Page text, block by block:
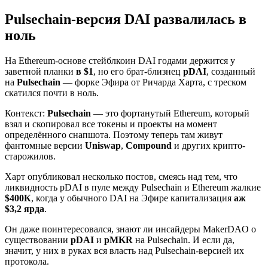
Pulsechain-версия DAI развалилась в
ноль
На Ethereum-основе стейблкоин DAI годами держится у
заветной планки в $1, но его брат-близнец pDAI, созданный
на Pulsechain — форке Эфира от Ричарда Харта, с треском
скатился почти в ноль.
Контекст: Pulsechain — это фортанутый Ethereum, который
взял и скопировал все токены и проекты на момент
определённого снапшота. Поэтому теперь там живут
фантомные версии Uniswap, Compound и других крипто-
старожилов.
Харт опубликовал несколько постов, смеясь над тем, что
ликвидность pDAI в пуле между Pulsechain и Ethereum жалкие
$400К, когда у обычного DAI на Эфире капитализация аж
$3,2 ярда.
Он даже поинтересовался, знают ли инсайдеры MakerDAO о
существовании pDAI и pMKR на Pulsechain. И если да,
значит, у них в руках вся власть над Pulsechain-версией их
протокола.